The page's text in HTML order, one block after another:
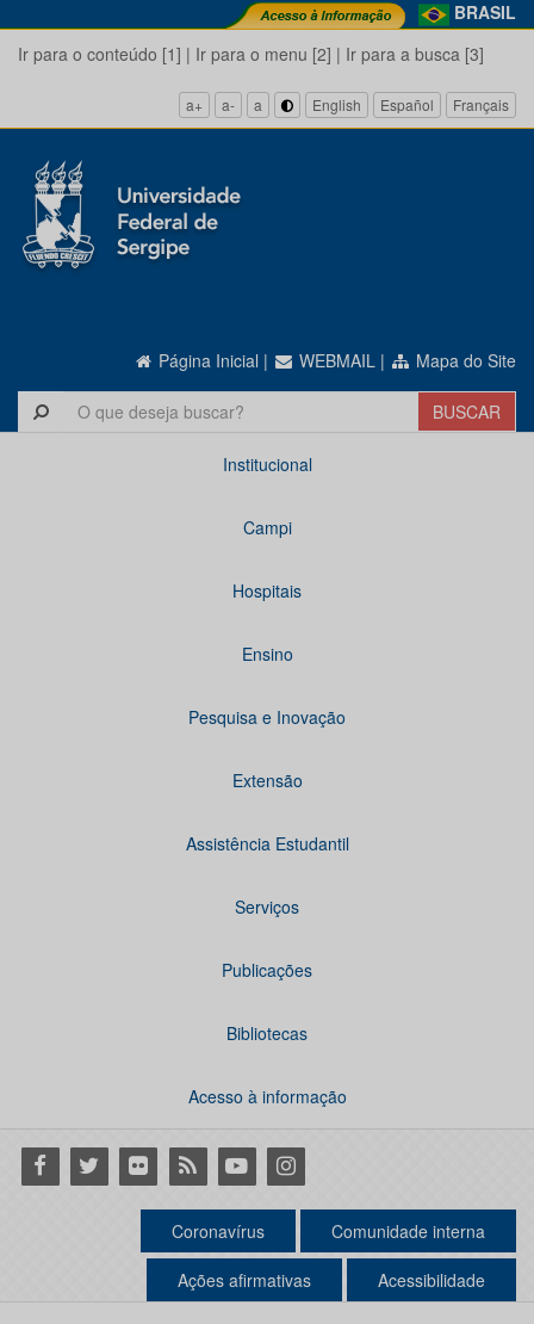
BRASIL
Ir para o conteúdo [1] | Ir para o menu [2] | Ir para a busca [3]
a+ a- a English Español Français
Página Inicial | WEBMAIL | Mapa do Site
Institucional
Campi
Hospitais
Ensino
Pesquisa e Inovação
Extensão
Assistência Estudantil
Serviços
Publicações
Bibliotecas
Acesso à informação
Facebook
Twitter Flickr RSS YoutubeInstagram
Coronavírus Comunidade interna
Ações afirmativas Acessibilidade